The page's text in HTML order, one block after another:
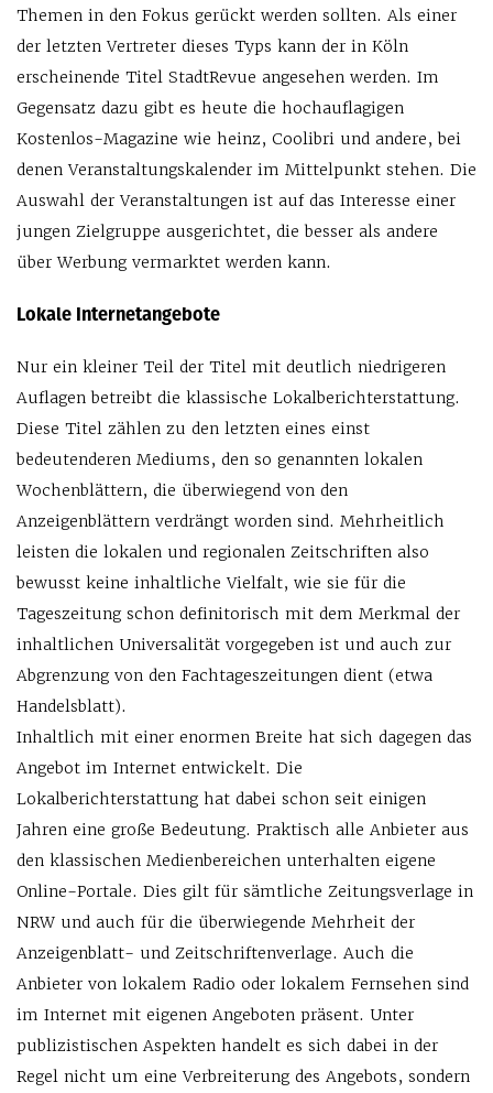
Themen in den Fokus gerückt werden sollten. Als einer
der letzten Vertreter dieses Typs kann der in Köln
erscheinende Titel StadtRevue angesehen werden. Im
Gegensatz dazu gibt es heute die hochauflagigen
Kostenlos-Magazine wie heinz, Coolibri und andere, bei
denen Veranstaltungskalender im Mittelpunkt stehen. Die
Auswahl der Veranstaltungen ist auf das Interesse einer
jungen Zielgruppe ausgerichtet, die besser als andere
über Werbung vermarktet werden kann.
Lokale Internetangebote
Nur ein kleiner Teil der Titel mit deutlich niedrigeren
Auflagen betreibt die klassische Lokalberichterstattung.
Diese Titel zählen zu den letzten eines einst
bedeutenderen Mediums, den so genannten lokalen
Wochenblättern, die überwiegend von den
Anzeigenblättern verdrängt worden sind. Mehrheitlich
leisten die lokalen und regionalen Zeitschriften also
bewusst keine inhaltliche Vielfalt, wie sie für die
Tageszeitung schon definitorisch mit dem Merkmal der
inhaltlichen Universalität vorgegeben ist und auch zur
Abgrenzung von den Fachtageszeitungen dient (etwa
Handelsblatt).
Inhaltlich mit einer enormen Breite hat sich dagegen das
Angebot im Internet entwickelt. Die
Lokalberichterstattung hat dabei schon seit einigen
Jahren eine große Bedeutung. Praktisch alle Anbieter aus
den klassischen Medienbereichen unterhalten eigene
Online-Portale. Dies gilt für sämtliche Zeitungsverlage in
NRW und auch für die überwiegende Mehrheit der
Anzeigenblatt- und Zeitschriftenverlage. Auch die
Anbieter von lokalem Radio oder lokalem Fernsehen sind
im Internet mit eigenen Angeboten präsent. Unter
publizistischen Aspekten handelt es sich dabei in der
Regel nicht um eine Verbreiterung des Angebots, sondern